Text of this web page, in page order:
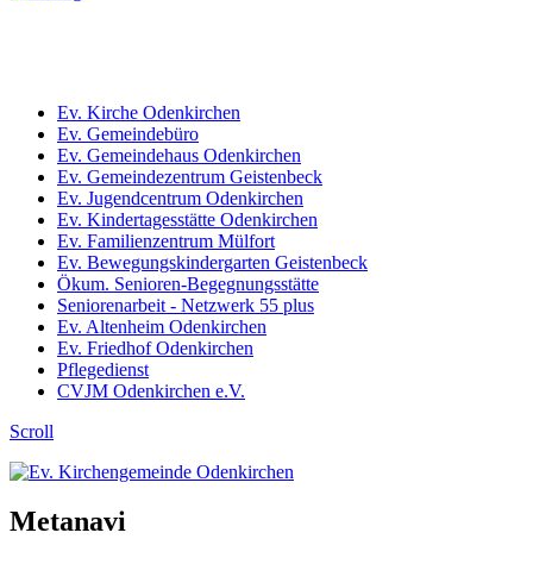
Ev. Kirche Odenkirchen
Ev. Gemeindebüro
Ev. Gemeindehaus Odenkirchen
Ev. Gemeindezentrum Geistenbeck
Ev. Jugendcentrum Odenkirchen
Ev. Kindertagesstätte Odenkirchen
Ev. Familienzentrum Mülfort
Ev. Bewegungskindergarten Geistenbeck
Ökum. Senioren-Begegnungsstätte
Seniorenarbeit - Netzwerk 55 plus
Ev. Altenheim Odenkirchen
Ev. Friedhof Odenkirchen
Pflegedienst
CVJM Odenkirchen e.V.
Scroll
Metanavi